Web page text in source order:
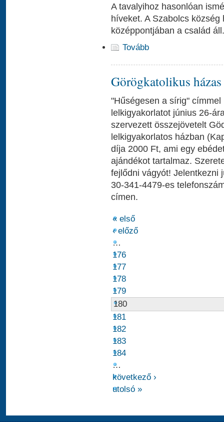
A tavalyihoz hasonlóan
híveket. A Szabolcs
középpontjában a család áll.
Tovább
Görögkatolikus
"Hűségesen a sírig"
lelkigyakorlatot június 26-
szervezett összejövetelt
lelkigyakorlatos házban
díja 2000 Ft, ami egy
ajándékot tartalmaz.
fejlődni vágyót! Jelentkezni
30-341-4479-es
címen.
« első
‹ előző
…
176
177
178
179
180
181
182
183
184
…
következő ›
utolsó »